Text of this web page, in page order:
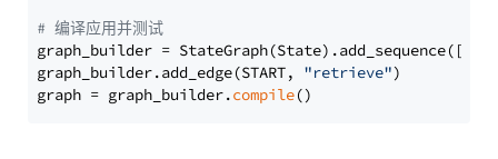
# 编译应用并测试
graph_builder =
graph_builder.add_edge(START, "retrieve")
graph = graph_builder.compile